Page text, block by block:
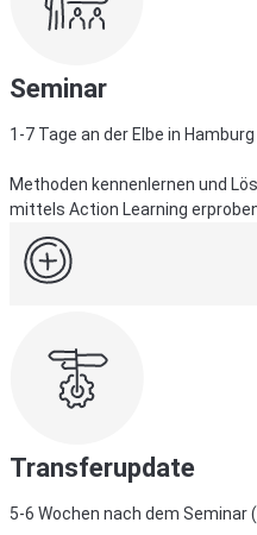
Seminar
1-7 Tage an der Elbe in Hamburg
Methoden kennenlernen und
mittels Action Learning
Transferupdate
5-6 Wochen nach dem Seminar